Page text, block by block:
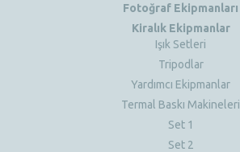
Fotoğraf Ekipmanları
Kiralık Ekipmanlar
Işık Setleri
Tripodlar
Yardımcı Ekipmanlar
Termal Baskı Makineleri
Set 1
Set 2